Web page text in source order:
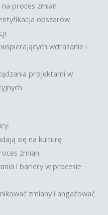
proces zmian
obszarów
wdrażanie i
projektami w
się na kulturę
zmian
i bariery w procesie
zmiany i angażować